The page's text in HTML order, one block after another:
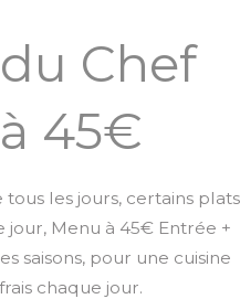
Chef
45€
les jours, certains plats
Menu à 45€ Entrée +
saisons, pour une cuisine
chaque jour.